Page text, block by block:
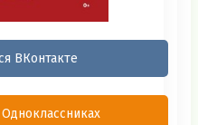
ВКонтакте